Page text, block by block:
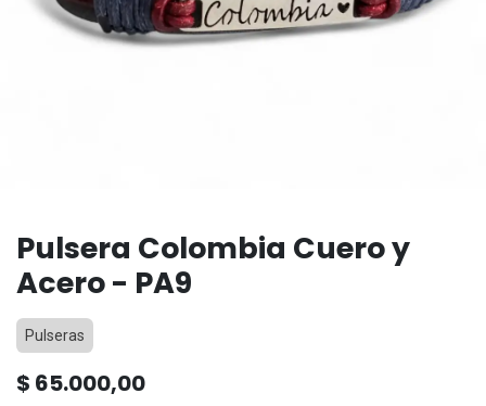
Pulsera Colombia Cuero y
Acero - PA9
Pulseras
$ 65.000,00